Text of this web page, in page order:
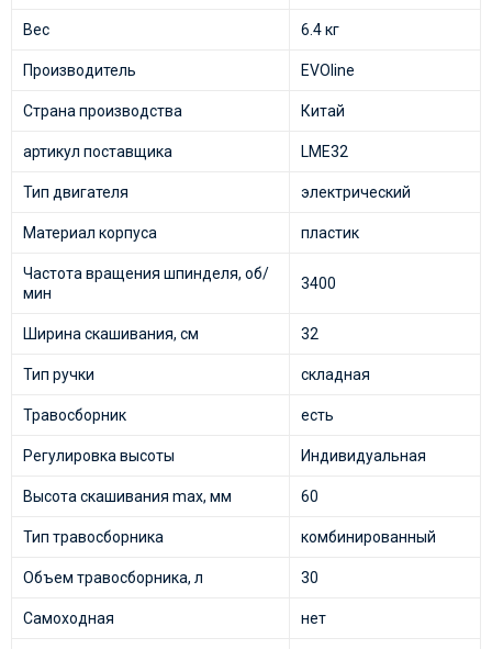
Вес 6.4 кг
Производитель EVOline
Страна производства Китай
артикул поставщика LME32
Тип двигателя электрический
Материал корпуса пластик
Частота вращения шпинделя, об/
мин
3400
Ширина скашивания, см 32
Тип ручки складная
Травосборник есть
Регулировка высоты Индивидуальная
Высота скашивания max, мм 60
Тип травосборника комбинированный
Объем травосборника, л 30
Самоходная нет